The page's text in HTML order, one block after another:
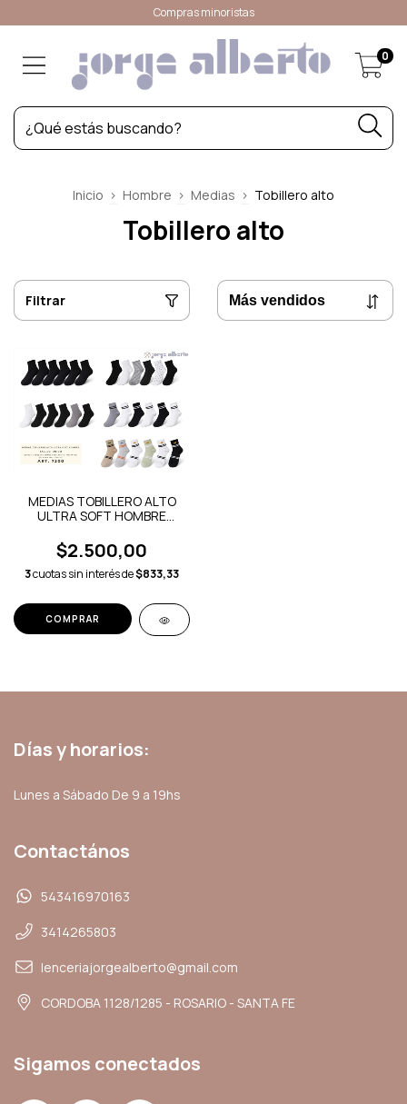
Compras minoristas
0
Inicio > Hombre > Medias > Tobillero alto
Tobillero alto
Filtrar
MEDIAS TOBILLERO ALTO
ULTRA SOFT HOMBRE
$2.500,00
3cuotas sin interés de$833,33
COMPRAR
Días y horarios:
Lunes a Sábado De 9 a 19hs
Contactános
543416970163
3414265803
lenceriajorgealberto@gmail.com
CORDOBA 1128/1285 - ROSARIO - SANTA FE
Sigamos conectados